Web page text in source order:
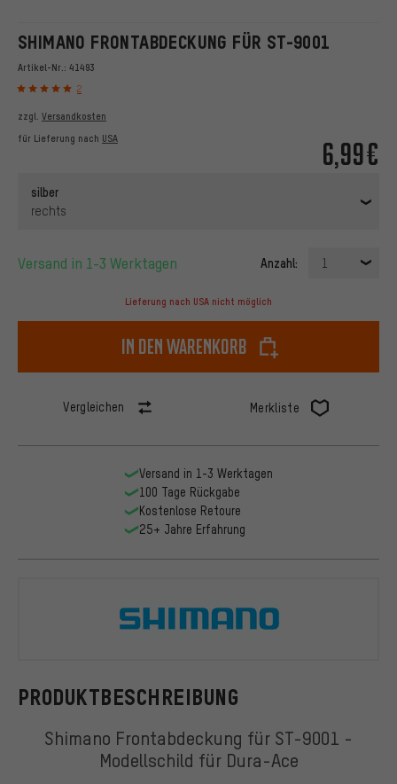
SHIMANO FRONTABDECKUNG FÜR ST-9001
Artikel-Nr.: 41493
2
6,99€
zzgl. Versandkosten
für Lieferung nach USA
silber
rechts
Versand in 1-3 Werktagen Anzahl: 1
Lieferung nach USA nicht möglich
In den Warenkorb
Vergleichen Merkliste
PRODUKTBESCHREIBUNG
Shimano Frontabdeckung für ST-9001 -
Modellschild für Dura-Ace
Versand in 1-3 Werktagen
100 Tage Rückgabe
Kostenlose Retoure
25+ Jahre Erfahrung
Shimano